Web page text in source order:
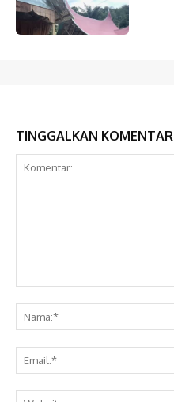
TINGGALKAN KOMENTAR